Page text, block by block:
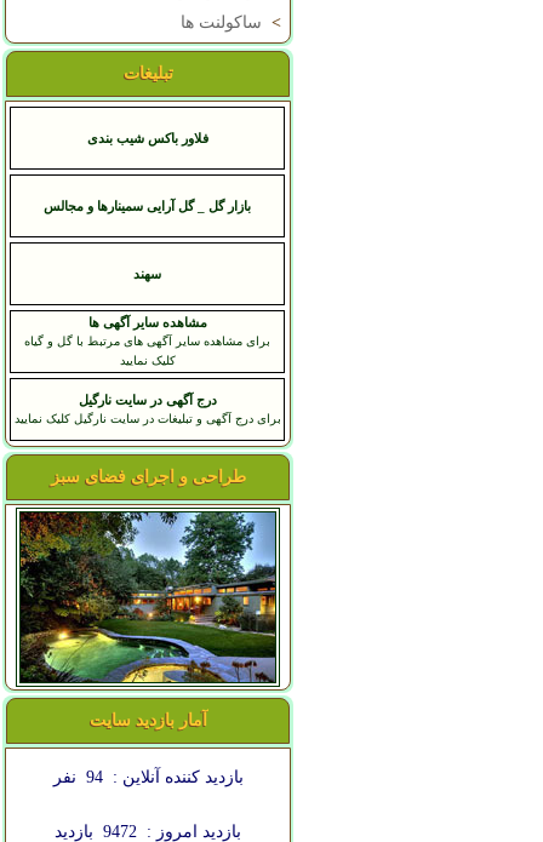
> ساکولنت ها
تبلیغات
فلاور باکس شیب بندی
بازار گل _ گل آرایی سمینارها و مجالس
سهند
مشاهده سایر آگهی ها
برای مشاهده سایر آگهی های مرتبط با گل و گیاه
کلیک نمایید
درج آگهی در سایت نارگیل
برای درج آگهی و تبلیغات در سایت نارگیل کلیک نمایید
طراحی و اجرای فضای سبز
آمار بازدید سایت
بازدید کننده آنلاین : 94 نفر
بازدید امروز : 9472 بازدید